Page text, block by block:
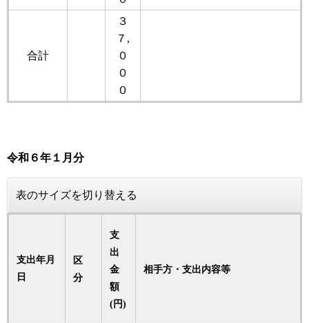
合計
３
７,
０
０
０
令和６年 １月分
表のサイズを切り替える
支出年月
日
区
分
支
出
金
額
(円)
相手方・支出内容等